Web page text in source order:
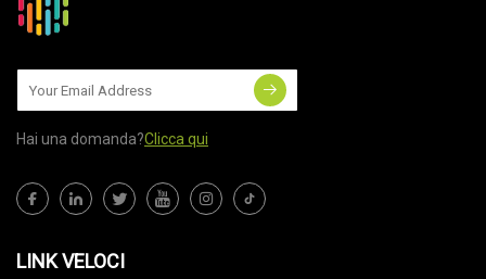
Hai una domanda?Clicca qui
LINK VELOCI